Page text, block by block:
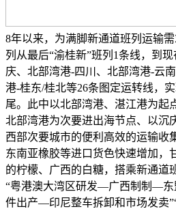
8年以来，为满脚新通道班列运输
列从最后“渝桂新”班列1条线，到
庆、北部湾港-四川、北部湾港-云
港-桂东/桂北等26条图定运转线，
尾。此中以北部湾港、湛江港为起
北部湾港为次要进出海节点、以沉
西部次要城市的便利高效的运输收
东南亚橡胶等进口货色快速增加，
的柠檬、广西的白糖，搭乘新通道
“粤港澳大湾区研发—广西制制—东
件出产—印尼整车拆卸和市场发卖